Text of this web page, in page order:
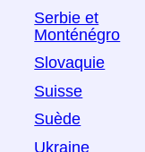
Serbie et
Monténégro
Slovaquie
Suisse
Suède
Ukraine